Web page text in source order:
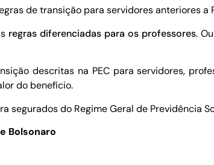
de transição para servidores anteriores a
regras diferenciadas para os professores.
descritas na PEC para servidores,
do benefício.
segurados do Regime Geral de Previdência
Bolsonaro